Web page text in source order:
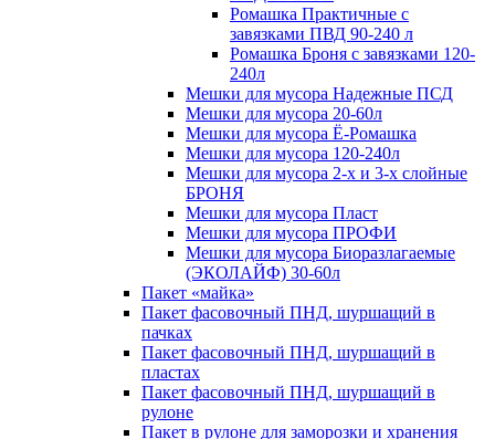
Ромашка Практичные с
завязками ПВД 90-240 л
Ромашка Броня с завязками 120-
240л
Мешки для мусора Надежные ПСД
Мешки для мусора 20-60л
Мешки для мусора Ё-Ромашка
Мешки для мусора 120-240л
Мешки для мусора 2-х и 3-х слойные
БРОНЯ
Мешки для мусора Пласт
Мешки для мусора ПРОФИ
Мешки для мусора Биоразлагаемые
(ЭКОЛАЙФ) 30-60л
Пакет «майка»
Пакет фасовочный ПНД, шуршащий в
пачках
Пакет фасовочный ПНД, шуршащий в
пластах
Пакет фасовочный ПНД, шуршащий в
рулоне
Пакет в рулоне для заморозки и хранения